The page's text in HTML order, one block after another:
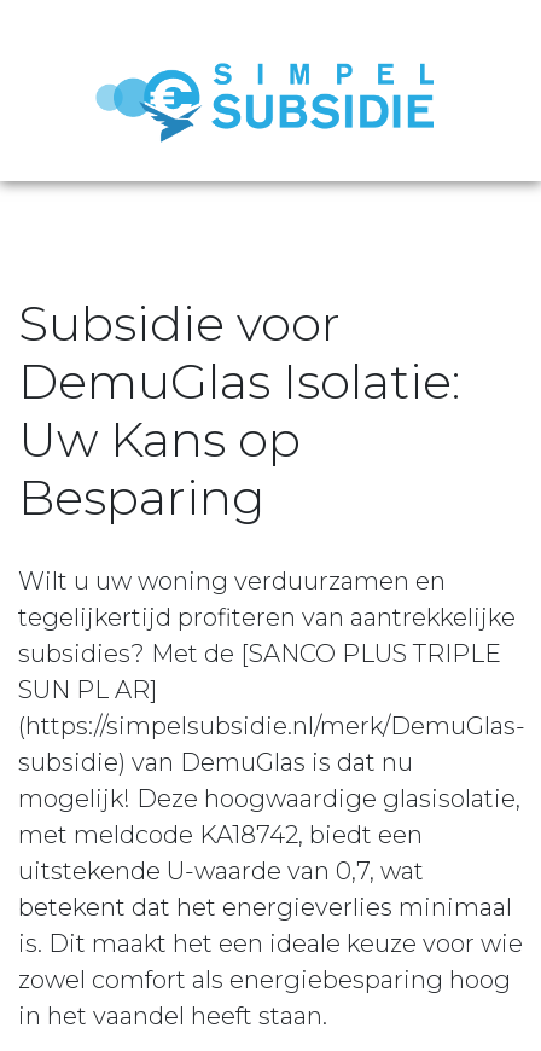
Subsidie voor
DemuGlas Isolatie:
Uw Kans op
Besparing
Wilt u uw woning verduurzamen en
tegelijkertijd profiteren van aantrekkelijke
subsidies? Met de [SANCO PLUS TRIPLE
SUN PL AR]
(https://simpelsubsidie.nl/merk/DemuGlas-
subsidie) van DemuGlas is dat nu
mogelijk! Deze hoogwaardige glasisolatie,
met meldcode KA18742, biedt een
uitstekende U-waarde van 0,7, wat
betekent dat het energieverlies minimaal
is. Dit maakt het een ideale keuze voor wie
zowel comfort als energiebesparing hoog
in het vaandel heeft staan.